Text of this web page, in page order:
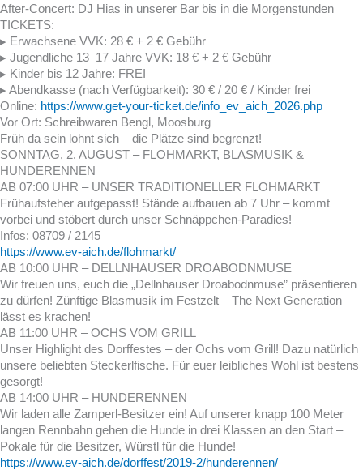
After-Concert: DJ Hias in unserer Bar bis in die Morgenstunden
TICKETS:
▸ Erwachsene VVK: 28 € + 2 € Gebühr
▸ Jugendliche 13–17 Jahre VVK: 18 € + 2 € Gebühr
▸ Kinder bis 12 Jahre: FREI
▸ Abendkasse (nach Verfügbarkeit): 30 € / 20 € / Kinder frei
Online: https://www.get-your-ticket.de/info_ev_aich_2026.php
Vor Ort: Schreibwaren Bengl, Moosburg
Früh da sein lohnt sich – die Plätze sind begrenzt!
SONNTAG, 2. AUGUST – FLOHMARKT, BLASMUSIK &
HUNDERENNEN
AB 07:00 UHR – UNSER TRADITIONELLER FLOHMARKT
Frühaufsteher aufgepasst! Stände aufbauen ab 7 Uhr – kommt
vorbei und stöbert durch unser Schnäppchen-Paradies!
Infos: 08709 / 2145
https://www.ev-aich.de/flohmarkt/
AB 10:00 UHR – DELLNHAUSER DROABODNMUSE
Wir freuen uns, euch die „Dellnhauser Droabodnmuse” präsentieren
zu dürfen! Zünftige Blasmusik im Festzelt – The Next Generation
lässt es krachen!
AB 11:00 UHR – OCHS VOM GRILL
Unser Highlight des Dorffestes – der Ochs vom Grill! Dazu natürlich
unsere beliebten Steckerlfische. Für euer leibliches Wohl ist bestens
gesorgt!
AB 14:00 UHR – HUNDERENNEN
Wir laden alle Zamperl-Besitzer ein! Auf unserer knapp 100 Meter
langen Rennbahn gehen die Hunde in drei Klassen an den Start –
Pokale für die Besitzer, Würstl für die Hunde!
https://www.ev-aich.de/dorffest/2019-2/hunderennen/